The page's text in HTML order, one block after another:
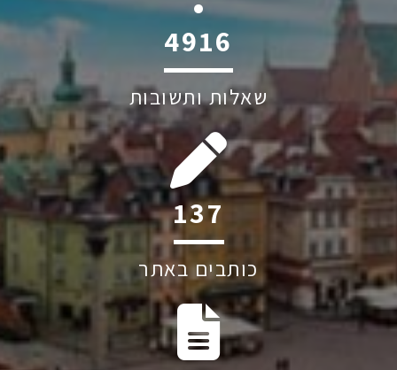
6045
שאלות ותשובות
184
כותבים באתר